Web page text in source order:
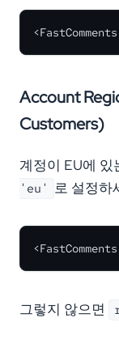
Account
Customers)
계정이 EU에 있
'eu' 로 설정하
그렇지 않으면